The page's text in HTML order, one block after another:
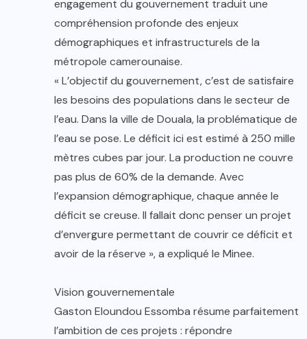
engagement du gouvernement traduit une
compréhension profonde des enjeux
démographiques et infrastructurels de la
métropole camerounaise.
« L’objectif du gouvernement, c’est de satisfaire
les besoins des populations dans le secteur de
l’eau. Dans la ville de Douala, la problématique de
l’eau se pose. Le déficit ici est estimé à 250 mille
mètres cubes par jour. La production ne couvre
pas plus de 60% de la demande. Avec
l’expansion démographique, chaque année le
déficit se creuse. Il fallait donc penser un projet
d’envergure permettant de couvrir ce déficit et
avoir de la réserve », a expliqué le Minee.
Vision gouvernementale
Gaston Eloundou Essomba résume parfaitement
l’ambition de ces projets : répondre